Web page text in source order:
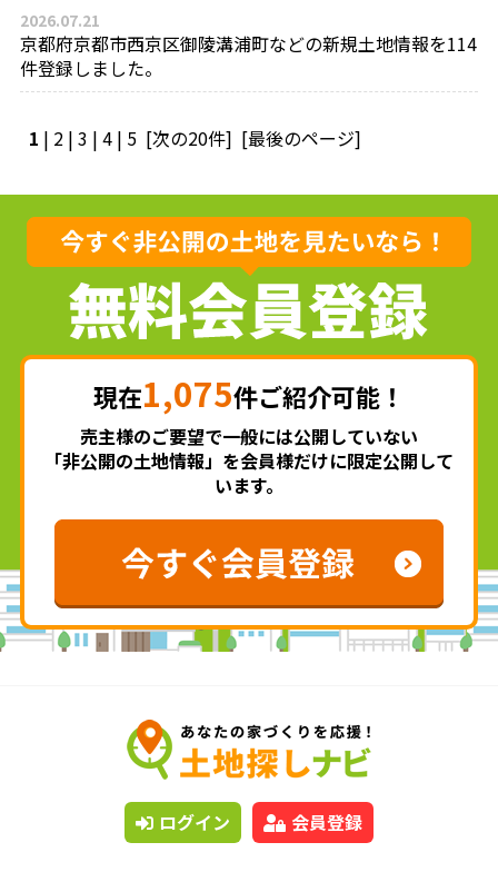
2026.07.21
京都府京都市西京区御陵溝浦町などの新規土地情報を114
件登録しました。
1 | 2| 3 | 4| 5 [次の20件] [最後のページ]
現在1,075件ご紹介可能！
売主様のご要望で一般には公開していない
「非公開の土地情報」を会員様だけに限定公開して
います。
ログイン 会員登録